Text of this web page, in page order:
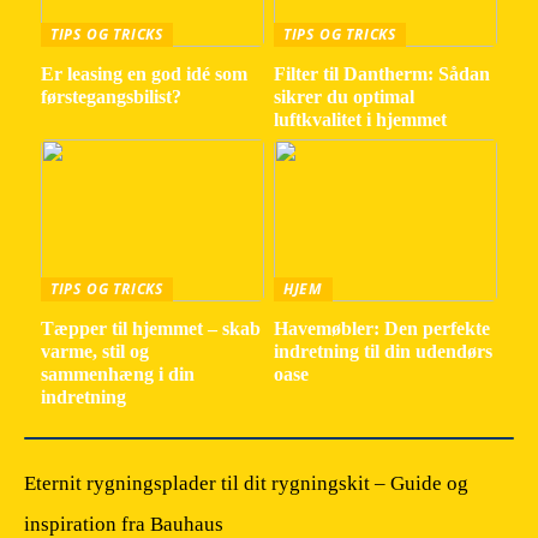
TIPS OG TRICKS
Er leasing en god idé som
førstegangsbilist?
TIPS OG TRICKS
Filter til Dantherm: Sådan
sikrer du optimal
luftkvalitet i hjemmet
TIPS OG TRICKS
Tæpper til hjemmet – skab
varme, stil og
sammenhæng i din
indretning
HJEM
Havemøbler: Den perfekte
indretning til din udendørs
oase
Eternit rygningsplader til dit rygningskit – Guide og
inspiration fra Bauhaus